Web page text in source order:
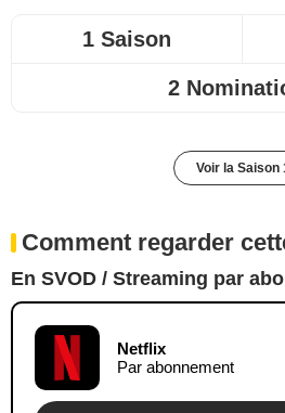
1 Saison
2
Voir la Saison
Comment regarder
En SVOD / Streaming par
Netflix
Par abonnement